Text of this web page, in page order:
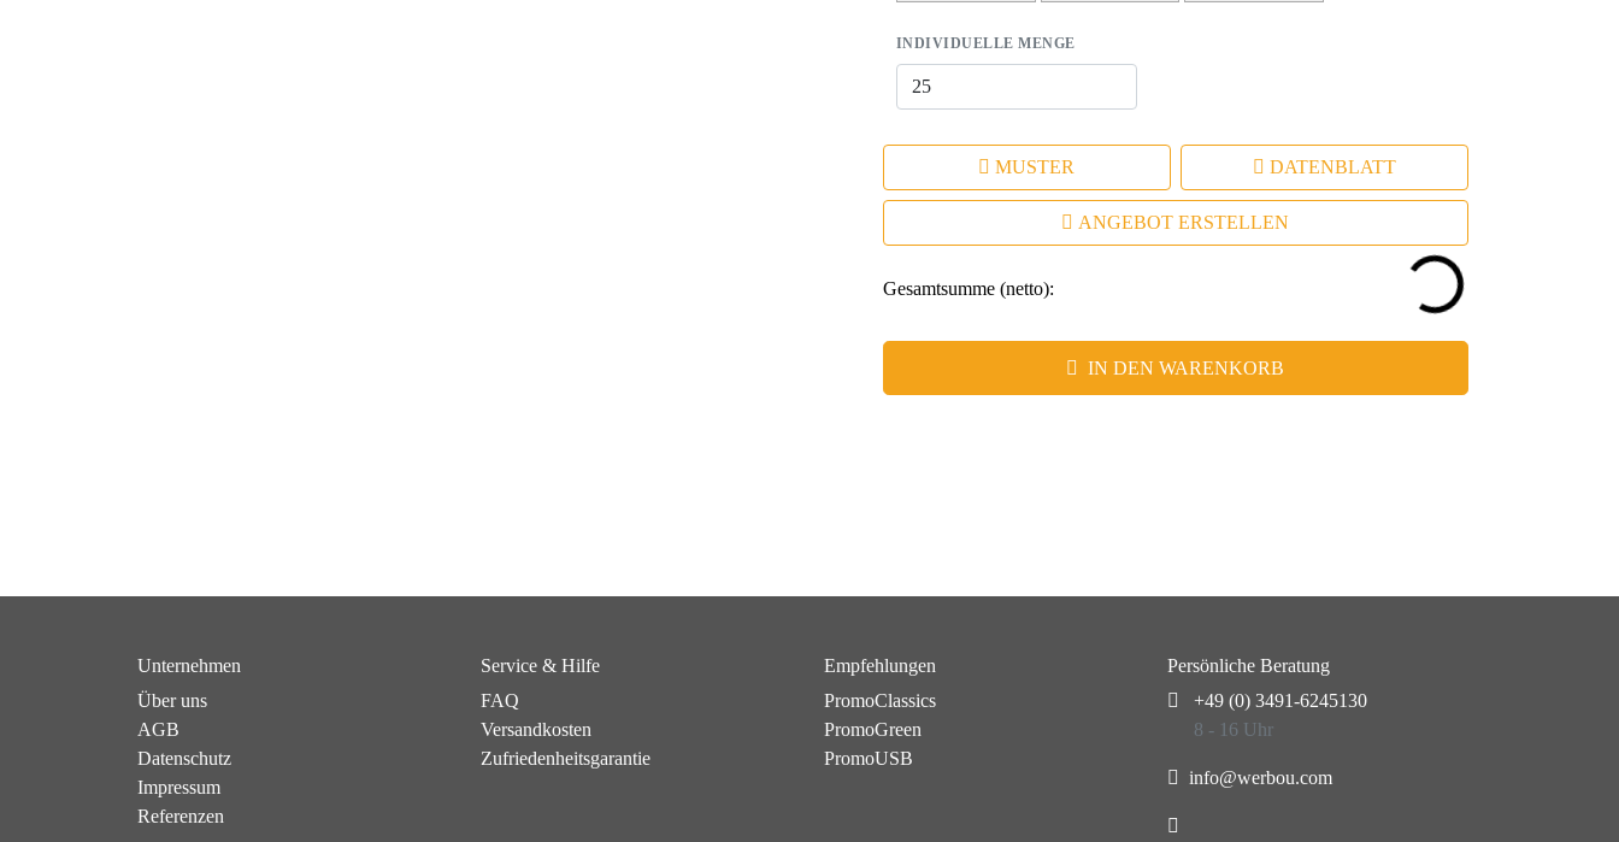
INDIVIDUELLE MENGE
MUSTER DATENBLATT
ANGEBOT ERSTELLEN
Gesamtsumme (netto):
IN DEN WARENKORB
Unternehmen
Über uns
AGB
Datenschutz
Impressum
Referenzen
Service & Hilfe
FAQ
Versandkosten
Zufriedenheitsgarantie
Empfehlungen
PromoClassics
PromoGreen
PromoUSB
Persönliche Beratung
+49 (0) 3491-6245130
8 - 16 Uhr
info@werbou.com